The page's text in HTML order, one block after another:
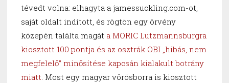
tévedt volna: elhagyta a jamessuckling.com-ot,
saját oldalt indított, és rögtön egy örvény
közepén találta magát a MORIC Lutzmannsburgra
kiosztott 100 pontja és az osztrák OBI „hibás, nem
megfelelő” minősítése kapcsán kialakult botrány
miatt. Most egy magyar vörösborra is kiosztott